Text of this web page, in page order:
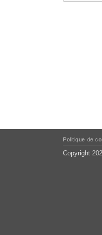
Politique de
Copyright